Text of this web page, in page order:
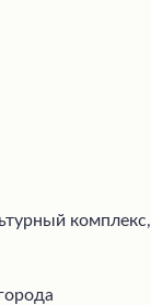
комплекс,